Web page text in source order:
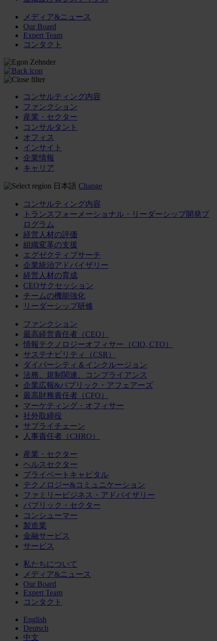
メディア&ニュース
Our Board
Expert Team
コンタクト
コンサルティング内容
ファンクション
産業・セクター
コンサルタント
オフィス
インサイト
企業情報
キャリア
日本語 Change
コンサルティング内容
トランスフォーメーショナル・リーダーシップ開発プ
ログラム
経営人材の評価
組織変革の支援
エグゼクティブサーチ
企業統治アドバイザリー
経営人材の育成
CEOサクセッション
チームの機能強化
リーダーシップ研修
ファンクション
最高経営責任者（CEO）
情報テクノロジーオフィサー（CIO, CTO）
サステナビリティ（CSR）
ダイバーシティ＆インクルージョン
法務、規制関連、コンプライアンス
企業広報&パブリック・アフェアーズ
最高財務責任者（CFO）
マーケティング・オフィサー
社外取締役
サプライチェーン
人事責任者（CHRO）
産業・セクター
ヘルスセクター
プライベートキャピタル
テクノロジー&コミュニケーション
ファミリービジネス・アドバイザリー
パブリック・セクター
コンシューマー
製造業
金融サービス
サービス
私たちについて
メディア&ニュース
Our Board
Expert Team
コンタクト
English
Deutsch
中文